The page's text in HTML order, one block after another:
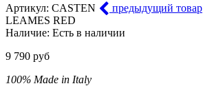
предыдущий товар
Артикул: CASTEN
LEAMES RED
Наличие: Есть в наличии
9 790 руб
100% Made in Italy